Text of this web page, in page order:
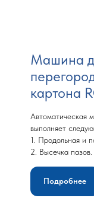
Машина
картона
Автоматическая
выполняет
1. Продольная и
2. Высечка пазов.
Подробнее